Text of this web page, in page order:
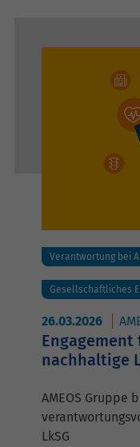
Verantwortung bei
Gesellschaftliches
26.03.2026
nachhaltige
AMEOS Gruppe
LkSG